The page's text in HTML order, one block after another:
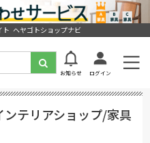
ト ヘヤゴトショップナビ
お知らせ ログイン
テリアショップ/家具